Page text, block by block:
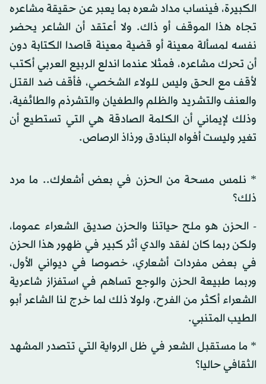
الكبيرة، فينساب مداد شعره بما يعبر عن حقيقة مشاعره
تجاه هذا الموقف أو ذاك. ولا أعتقد أن الشاعر يحضر
نفسه لمسألة معينة أو قضية معينة قاصدا الكتابة دون
أن تحرك مشاعره، فمثلا عندما اندلع الربيع العربي أكتب
لأقف مع الحق وليس للولاء الشخصي، فأقف ضد القتل
والعنف والتشريد والظلم والطغيان والتشرذم والطائفية،
وذلك لإيماني أن الكلمة الصادقة هي التي تستطيع أن
تغير وليست أفواه البنادق ورذاذ الرصاص.
* نلمس مسحة من الحزن في بعض أشعارك.. ما مرد
ذلك؟
- الحزن هو ملح حياتنا والحزن صديق الشعراء عموما،
ولكن ربما كان لفقد والدي أثر كبير في ظهور هذا الحزن
في بعض مفردات أشعاري، خصوصا في ديواني الأول،
وربما طبيعة الحزن والوجع تساهم في استفزاز شاعرية
الشعراء أكثر من الفرح، ولولا ذلك لما خرج لنا الشاعر أبو
الطيب المتنبي.
* ما مستقبل الشعر في ظل الرواية التي تتصدر المشهد
الثقافي حاليا؟